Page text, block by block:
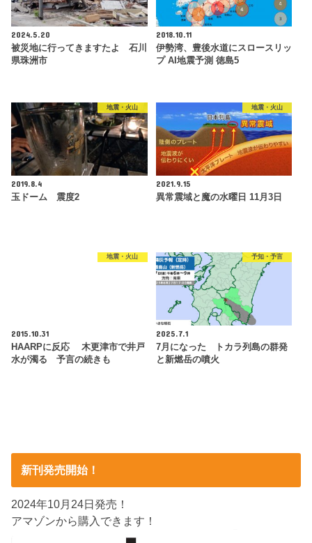
2024.5.20
被災地に行ってきますたよ 石川
県珠洲市
2018.10.11
伊勢湾、豊後水道にスロースリッ
プ AI地震予測 徳島5
地震・火山
2019.8.4
玉ドーム 震度2
地震・火山
2021.9.15
異常震域と魔の水曜日 11月3日
地震・火山
2015.10.31
HAARPに反応 木更津市で井戸
水が濁る 予言の続きも
予知・予言
2025.7.1
7月になった トカラ列島の群発
と新燃岳の噴火
新刊発売開始！
2024年10月24日発売！
アマゾンから購入できます！